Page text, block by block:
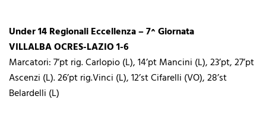
Under 14 Regionali Eccellenza – 7^ Giornata
VILLALBA OCRES-LAZIO 1-6
Marcatori: 7’pt rig. Carlopio (L), 14’pt Mancini (L), 23’pt, 27’pt
Ascenzi (L). 26’pt rig.Vinci (L), 12’st Cifarelli (VO), 28’st
Belardelli (L)